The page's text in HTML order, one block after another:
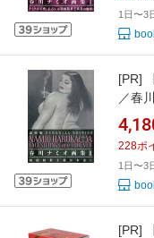
1日〜3
[PR]
／春
228ポ
1日〜3
[PR]